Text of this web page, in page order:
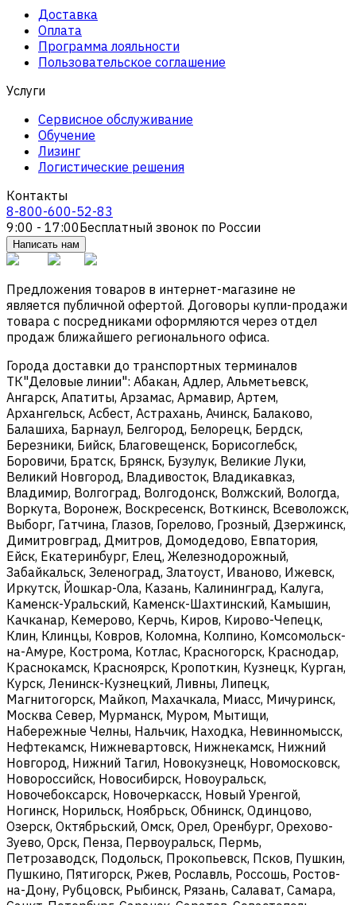
Доставка
Оплата
Программа лояльности
Пользовательское соглашение
Услуги
Сервисное обслуживание
Обучение
Лизинг
Логистические решения
Контакты
8-800-600-52-83
9:00 - 17:00Бесплатный звонок по России
Написать нам
Предложения товаров в интернет-магазине не
является публичной офертой. Договоры купли-продажи
товара с посредниками оформляются через отдел
продаж ближайшего регионального офиса.
Города доставки до транспортных терминалов
ТК"Деловые линии": Абакан, Адлер, Альметьевск,
Ангарск, Апатиты, Арзамас, Армавир, Артем,
Архангельск, Асбест, Астрахань, Ачинск, Балаково,
Балашиха, Барнаул, Белгород, Белорецк, Бердск,
Березники, Бийск, Благовещенск, Борисоглебск,
Боровичи, Братск, Брянск, Бузулук, Великие Луки,
Великий Новгород, Владивосток, Владикавказ,
Владимир, Волгоград, Волгодонск, Волжский, Вологда,
Воркута, Воронеж, Воскресенск, Воткинск, Всеволожск,
Выборг, Гатчина, Глазов, Горелово, Грозный, Дзержинск,
Димитровград, Дмитров, Домодедово, Евпатория,
Ейск, Екатеринбург, Елец, Железнодорожный,
Забайкальск, Зеленоград, Златоуст, Иваново, Ижевск,
Иркутск, Йошкар-Ола, Казань, Калининград, Калуга,
Каменск-Уральский, Каменск-Шахтинский, Камышин,
Качканар, Кемерово, Керчь, Киров, Кирово-Чепецк,
Клин, Клинцы, Ковров, Коломна, Колпино, Комсомольск-
на-Амуре, Кострома, Котлас, Красногорск, Краснодар,
Краснокамск, Красноярск, Кропоткин, Кузнецк, Курган,
Курск, Ленинск-Кузнецкий, Ливны, Липецк,
Магнитогорск, Майкоп, Махачкала, Миасс, Мичуринск,
Москва Север, Мурманск, Муром, Мытищи,
Набережные Челны, Нальчик, Находка, Невинномысск,
Нефтекамск, Нижневартовск, Нижнекамск, Нижний
Новгород, Нижний Тагил, Новокузнецк, Новомосковск,
Новороссийск, Новосибирск, Новоуральск,
Новочебоксарск, Новочеркасск, Новый Уренгой,
Ногинск, Норильск, Ноябрьск, Обнинск, Одинцово,
Озерск, Октябрьский, Омск, Орел, Оренбург, Орехово-
Зуево, Орск, Пенза, Первоуральск, Пермь,
Петрозаводск, Подольск, Прокопьевск, Псков, Пушкин,
Пушкино, Пятигорск, Ржев, Рославль, Россошь, Ростов-
на-Дону, Рубцовск, Рыбинск, Рязань, Салават, Самара,